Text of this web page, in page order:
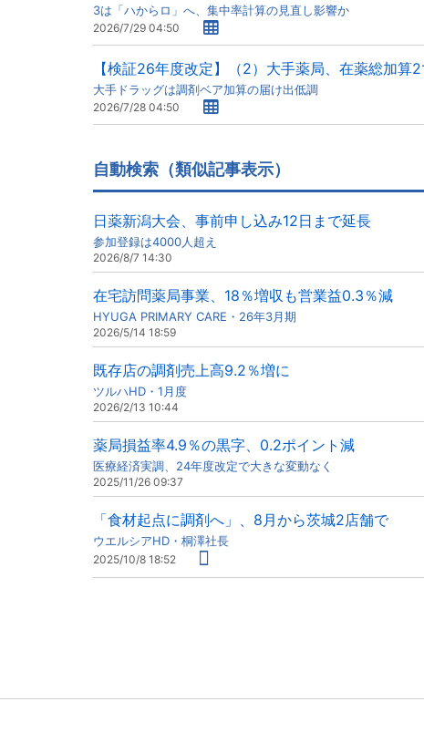
3は「ハからロ」へ、集中率計算の見直し影響か
2026/7/29 04:50
【検証26年度改定】（2）大手薬局、在薬総加算
大手ドラッグは調剤ベア加算の届け出低調
2026/7/28 04:50
自動検索（類似記事表示）
日薬新潟大会、事前申し込み12日まで延長
参加登録は4000人超え
2026/8/7 14:30
在宅訪問薬局事業、18％増収も営業益0.3％減
HYUGA PRIMARY CARE・26年3月期
2026/5/14 18:59
既存店の調剤売上高9.2％増に
ツルハHD・1月度
2026/2/13 10:44
薬局損益率4.9％の黒字、0.2ポイント減
医療経済実調、24年度改定で大きな変動なく
2025/11/26 09:37
「食材起点に調剤へ」、8月から茨城2店舗で
ウエルシアHD・桐澤社長
2025/10/8 18:52